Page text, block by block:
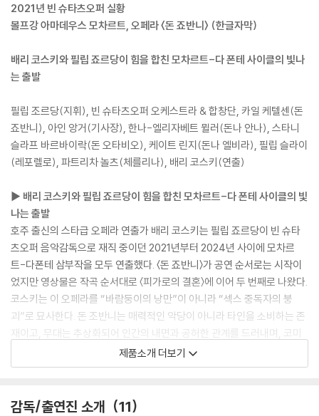
2021년 빈 슈타츠오퍼 실황
볼프강 아마데우스 모차르트, 오페라 〈돈 죠반니〉 (한글자막)
배리 코스키와 필립 죠르당이 힘을 합친 모차르트-다 폰테 사이클의 빛나
는 출발
필립 조르당(지휘), 빈 슈타츠오퍼 오케스트라 & 합창단, 카일 케텔센(돈
죠반니), 아인 앙거(기사장), 한나-엘리자베트 뮐러(돈나 안나), 스타니
슬라프 바르바이락(돈 오타비오), 케이트 린지(돈나 엘비라), 필립 슬라이
(레포렐로), 파트리차 놀츠(체를리나), 배리 코스키(연출)
▶ 배리 코스키와 필립 죠르당이 힘을 합친 모차르트-다 폰테 사이클의 빛
나는 출발
호주 출신의 스타급 오페라 연출가 배리 코스키는 필립 죠르당이 빈 슈타
츠오퍼 음악감독으로 재직 중이던 2021년부터 2024년 사이에 모차르
트-다폰테 삼부작을 모두 연출했다. 〈돈 죠반니〉가 공연 순서로는 시작이
었지만 영상물은 작곡 순서대로 〈피가로의 결혼〉에 이어 두 번째로 나왔다.
코스키는 이 오페라를 “바람둥이의 낭만”이 아니라 “섹스 중독자의 붕
괴”로 묘사한다. 돈 조반니는 매력적인 악당이 아니라 타인을 소비하는 존
재이고, 무대는 추상화되어 인간의 내면과 공허한 관계를 드러내며, 코미
디는 점점 불편한 잔혹함으로, 피날레는 도덕적 심판보다 자기 파괴로 읽
힌다. 출연자들은 가사의 의미를 깊이 파헤친 세밀한 연기와 가창을 펼치
완성도를 높였다.
제품소개 더보기
감독/출연진 소개 11